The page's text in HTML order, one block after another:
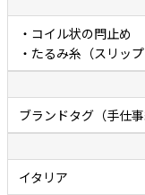
・コイル状の閂止め
・たるみ糸（スリップ
ブランドタグ（手仕
イタリア